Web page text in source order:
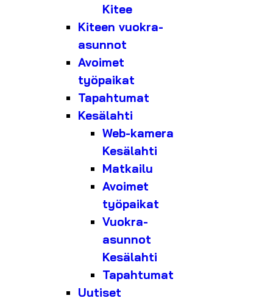
Kitee
Kiteen vuokra-
asunnot
Avoimet
työpaikat
Tapahtumat
Kesälahti
Web-kamera
Kesälahti
Matkailu
Avoimet
työpaikat
Vuokra-
asunnot
Kesälahti
Tapahtumat
Uutiset